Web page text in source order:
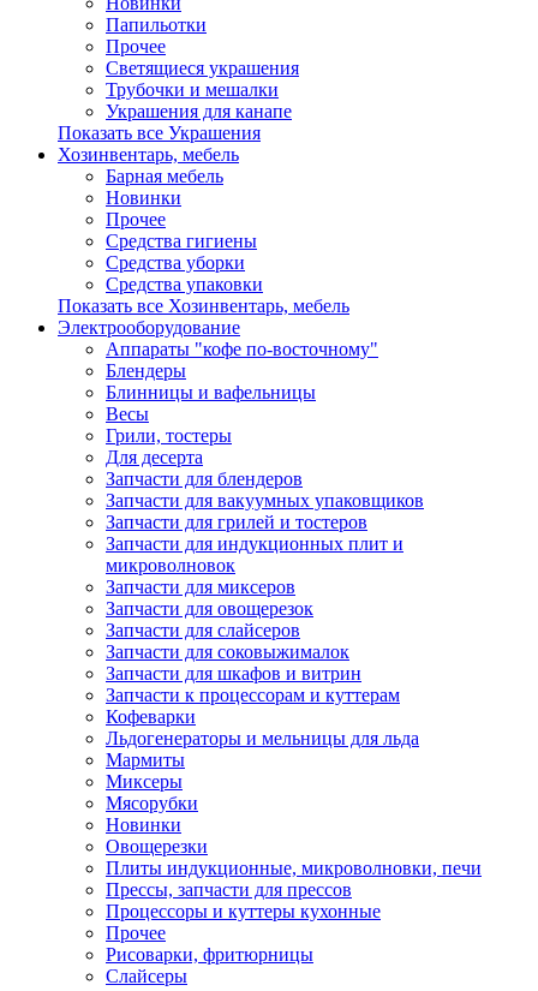
Папильотки
Прочее
Светящиеся украшения
Трубочки и мешалки
Украшения для канапе
Показать все Украшения
Хозинвентарь, мебель
Барная мебель
Новинки
Прочее
Средства гигиены
Средства уборки
Средства упаковки
Показать все Хозинвентарь, мебель
Электрооборудование
Аппараты "кофе по-восточному"
Блендеры
Блинницы и вафельницы
Весы
Грили, тостеры
Для десерта
Запчасти для блендеров
Запчасти для вакуумных упаковщиков
Запчасти для грилей и тостеров
Запчасти для индукционных плит и
микроволновок
Запчасти для миксеров
Запчасти для овощерезок
Запчасти для слайсеров
Запчасти для соковыжималок
Запчасти для шкафов и витрин
Запчасти к процессорам и куттерам
Кофеварки
Льдогенераторы и мельницы для льда
Мармиты
Миксеры
Мясорубки
Новинки
Овощерезки
Плиты индукционные, микроволновки, печи
Прессы, запчасти для прессов
Процессоры и куттеры кухонные
Прочее
Рисоварки, фритюрницы
Слайсеры